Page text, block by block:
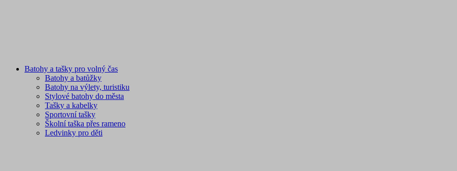
Batohy a tašky pro volný čas
Batohy a batůžky
Batohy na výlety, turistiku
Stylové batohy do města
Tašky a kabelky
Sportovní tašky
Školní taška přes rameno
Ledvinky pro děti